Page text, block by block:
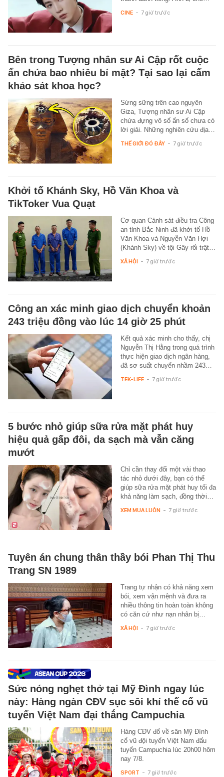
CINE - 7 giờ trước
Bên trong Tượng nhân sư Ai Cập rốt cuộc
ẩn chứa bao nhiêu bí mật? Tại sao lại cấm
khảo sát khoa học?
Sừng sững trên cao nguyên
Giza, Tượng nhân sư Ai Cập
chứa đựng vô số ẩn số chưa có
lời giải. Những nghiên cứu địa…
THẾ GIỚI ĐÓ ĐÂY - 7 giờ trước
Khởi tố Khánh Sky, Hồ Văn Khoa và
TikToker Vua Quạt
Cơ quan Cảnh sát điều tra Công
an tỉnh Bắc Ninh đã khởi tố Hồ
Văn Khoa và Nguyễn Văn Hợi
(Khánh Sky) về tội Gây rối trật…
XÃ HỘI - 7 giờ trước
Công an xác minh giao dịch chuyển khoản
243 triệu đồng vào lúc 14 giờ 25 phút
Kết quả xác minh cho thấy, chị
Nguyễn Thị Hằng trong quá trình
thực hiện giao dịch ngân hàng,
đã sơ suất chuyển nhầm 243…
TEK-LIFE - 7 giờ trước
5 bước nhỏ giúp sữa rửa mặt phát huy
hiệu quả gấp đôi, da sạch mà vẫn căng
mướt
Chỉ cần thay đổi một vài thao
tác nhỏ dưới đây, bạn có thể
giúp sữa rửa mặt phát huy tối đa
khả năng làm sạch, đồng thời…
XEM MUA LUÔN - 7 giờ trước
Tuyên án chung thân thầy bói Phan Thị Thu
Trang SN 1989
Trang tự nhận có khả năng xem
bói, xem vận mệnh và đưa ra
nhiều thông tin hoàn toàn không
có căn cứ như nạn nhân bị…
XÃ HỘI - 7 giờ trước
Sức nóng nghẹt thở tại Mỹ Đình ngay lúc
này: Hàng ngàn CĐV sục sôi khí thế cổ vũ
tuyển Việt Nam đại thắng Campuchia
Hàng CĐV đổ về sân Mỹ Đình
cổ vũ đội tuyển Việt Nam đấu
tuyển Campuchia lúc 20h00 hôm
nay 7/8.
SPORT - 7 giờ trước